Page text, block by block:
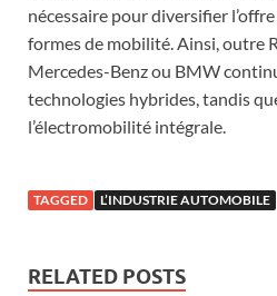
nécessaire pour diversifier
formes de mobilité. Ainsi, outre
Mercedes-Benz ou BMW
technologies hybrides, tandis
l’électromobilité intégrale.
TAGGED L’INDUSTRIE AUTOMOBILE
RELATED POSTS